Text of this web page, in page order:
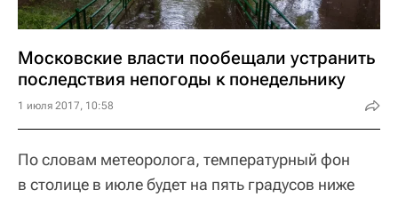
Московские власти пообещали устранить
последствия непогоды к понедельнику
1 июля 2017, 10:58
По словам метеоролога, температурный фон
в столице в июле будет на пять градусов ниже